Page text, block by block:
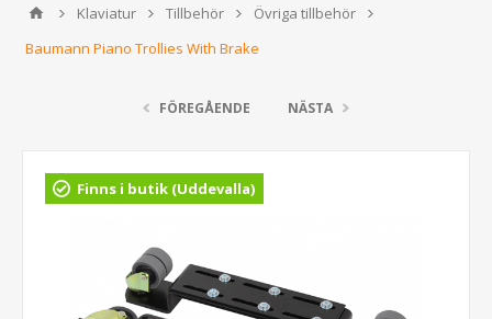
Klaviatur Tillbehör
Övriga tillbehör
Baumann Piano Trollies With Brake
FÖREGÅENDE NÄSTA
Finns i butik (Uddevalla)